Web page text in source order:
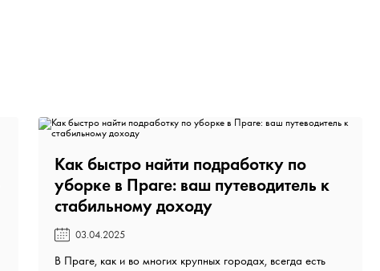
Как быстро найти подработку по
уборке в Праге: ваш путеводитель к
стабильному доходу️
03.04.2025
В Праге, как и во многих крупных городах, всегда есть